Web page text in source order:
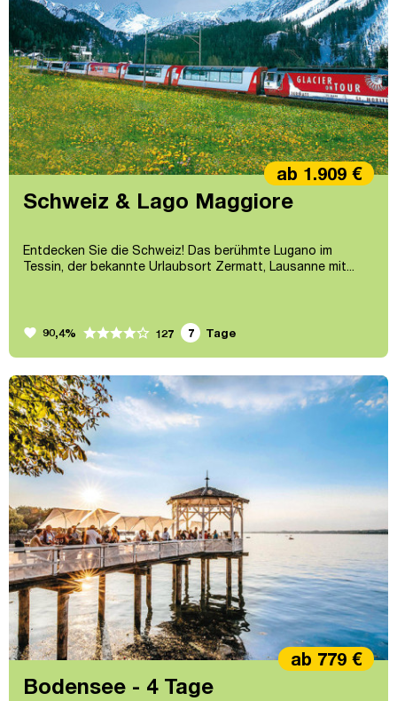
Schweiz & Lago Maggiore
Entdecken Sie die Schweiz! Das berühmte Lugano im
Tessin, der bekannte Urlaubsort Zermatt, Lausanne mit...
ab 1.909 €
favorite 90,4% 127 7 Tage
Bodensee - 4 Tage
ab 779 €